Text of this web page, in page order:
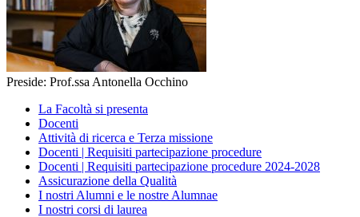
Preside: Prof.ssa Antonella Occhino
La Facoltà si presenta
Docenti
Attività di ricerca e Terza missione
Docenti | Requisiti partecipazione procedure
Docenti | Requisiti partecipazione procedure 2024-2028
Assicurazione della Qualità
I nostri Alumni e le nostre Alumnae
I nostri corsi di laurea